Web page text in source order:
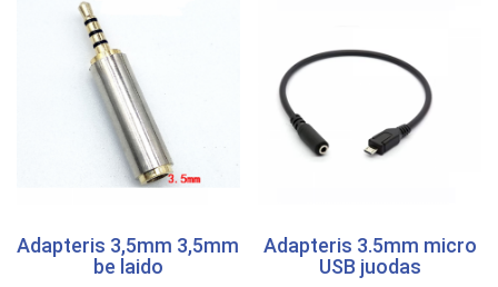
Adapteris 3,5mm 3,5mm
be laido
Adapteris 3.5mm micro
USB juodas